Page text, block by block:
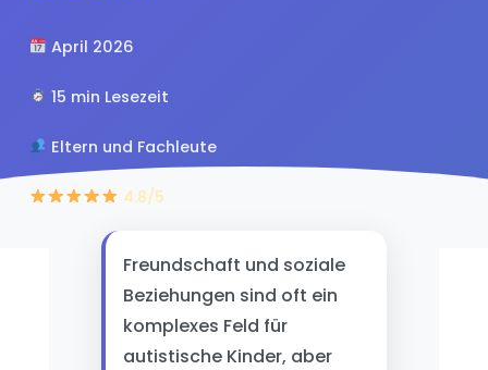
April 2026
15 min Lesezeit
Eltern und Fachleute
4.8/5
Freundschaft und soziale
Beziehungen sind oft ein
komplexes Feld für
autistische Kinder, aber